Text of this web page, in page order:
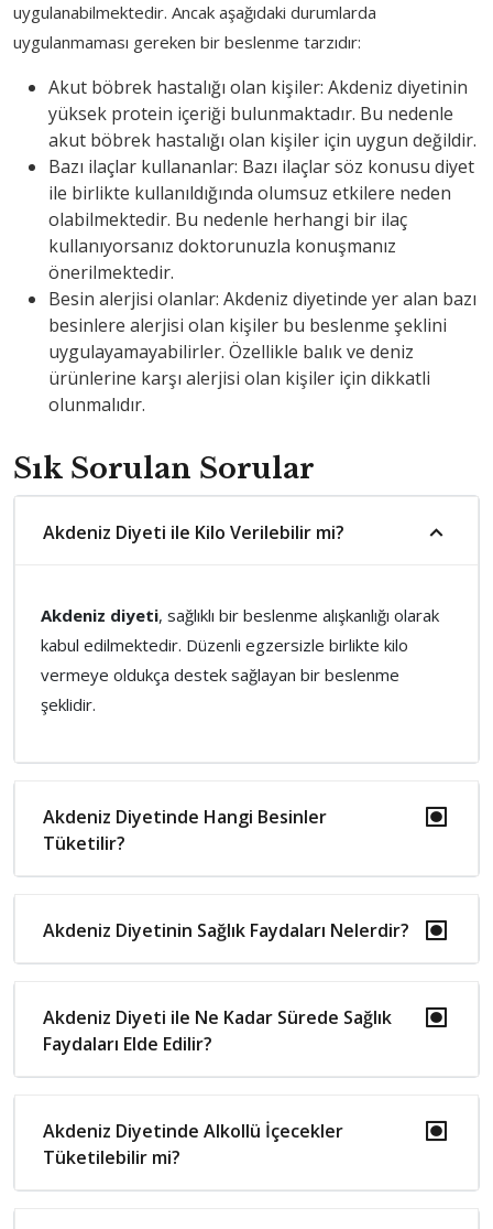
uygulanabilmektedir. Ancak aşağıdaki durumlarda
uygulanmaması gereken bir beslenme tarzıdır:
Akut böbrek hastalığı olan kişiler: Akdeniz diyetinin
yüksek protein içeriği bulunmaktadır. Bu nedenle
akut böbrek hastalığı olan kişiler için uygun değildir.
Bazı ilaçlar kullananlar: Bazı ilaçlar söz konusu diyet
ile birlikte kullanıldığında olumsuz etkilere neden
olabilmektedir. Bu nedenle herhangi bir ilaç
kullanıyorsanız doktorunuzla konuşmanız
önerilmektedir.
Besin alerjisi olanlar: Akdeniz diyetinde yer alan bazı
besinlere alerjisi olan kişiler bu beslenme şeklini
uygulayamayabilirler. Özellikle balık ve deniz
ürünlerine karşı alerjisi olan kişiler için dikkatli
olunmalıdır.
Sık Sorulan Sorular
Akdeniz Diyeti ile Kilo Verilebilir mi?
Akdeniz diyeti, sağlıklı bir beslenme alışkanlığı olarak
kabul edilmektedir. Düzenli egzersizle birlikte kilo
vermeye oldukça destek sağlayan bir beslenme
şeklidir.
Akdeniz Diyetinde Hangi Besinler
Tüketilir?
Akdeniz Diyetinin Sağlık Faydaları Nelerdir?
Akdeniz Diyeti ile Ne Kadar Sürede Sağlık
Faydaları Elde Edilir?
Akdeniz Diyetinde Alkollü İçecekler
Tüketilebilir mi?